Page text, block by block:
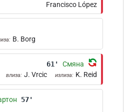
Francisco López
B. Borg
61' Смяна
влиза: J. Vrcic излиза: K. Reid
57'